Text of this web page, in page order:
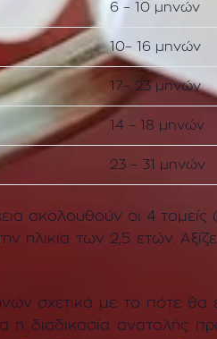
6 – 10 μηνών
10– 16 μηνών
17– 23 μηνών
14 – 18 μηνών
23 – 31 μηνών
ακολουθούν οι 4
ηλικία των 2,5 ετών.
σχετικά με το πότε θα
η διαδικασία ανατολής